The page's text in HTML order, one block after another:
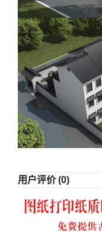
用户评价 (0)